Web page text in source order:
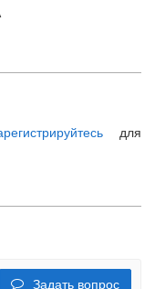
для
Задать вопрос